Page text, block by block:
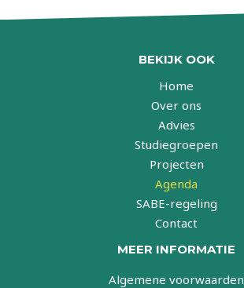
BEKIJK OOK
Home
Over ons
Advies
Studiegroepen
Projecten
Agenda
SABE-regeling
Contact
MEER INFORMATIE
Algemene voorwaarden